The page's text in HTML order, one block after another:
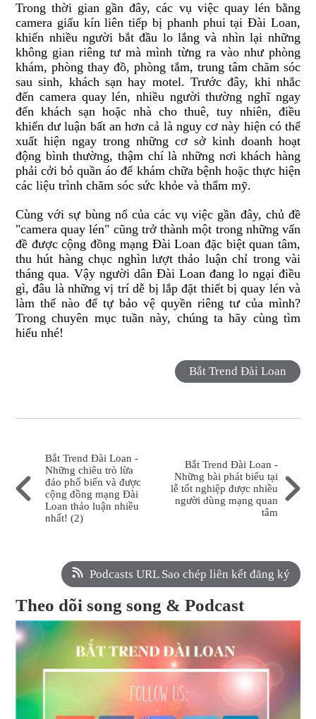
Trong thời gian gần đây, các vụ việc quay lén bằng
camera giấu kín liên tiếp bị phanh phui tại Đài Loan,
khiến nhiều người bắt đầu lo lắng và nhìn lại những
không gian riêng tư mà mình từng ra vào như phòng
khám, phòng thay đồ, phòng tắm, trung tâm chăm sóc
sau sinh, khách sạn hay motel. Trước đây, khi nhắc
đến camera quay lén, nhiều người thường nghĩ ngay
đến khách sạn hoặc nhà cho thuê, tuy nhiên, điều
khiến dư luận bất an hơn cả là nguy cơ này hiện có thể
xuất hiện ngay trong những cơ sở kinh doanh hoạt
động bình thường, thậm chí là những nơi khách hàng
phải cởi bỏ quần áo để khám chữa bệnh hoặc thực hiện
các liệu trình chăm sóc sức khỏe và thẩm mỹ.
Cùng với sự bùng nổ của các vụ việc gần đây, chủ đề
"camera quay lén" cũng trở thành một trong những vấn
đề được cộng đồng mạng Đài Loan đặc biệt quan tâm,
thu hút hàng chục nghìn lượt thảo luận chỉ trong vài
tháng qua. Vậy người dân Đài Loan đang lo ngại điều
gì, đâu là những vị trí dễ bị lắp đặt thiết bị quay lén và
làm thế nào để tự bảo vệ quyền riêng tư của mình?
Trong chuyên mục tuần này, chúng ta hãy cùng tìm
hiểu nhé!
Bắt Trend Đài Loan
Bắt Trend Đài Loan -
Những chiêu trò lừa
đảo phổ biến và được
cộng đồng mạng Đài
Loan thảo luận nhiều
nhất! (2)
Bắt Trend Đài Loan -
Những bài phát biểu tại
lễ tốt nghiệp được nhiều
người dùng mạng quan
tâm
Podcasts URL Sao chép liên kết đăng ký
Theo dõi song song & Podcast